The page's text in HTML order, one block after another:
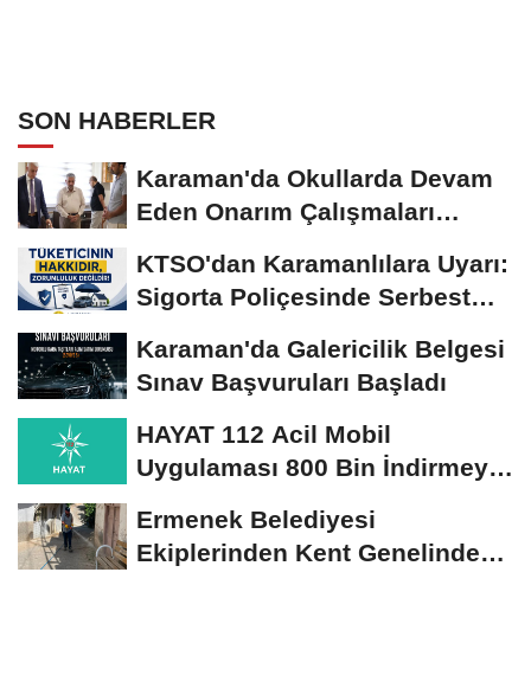
SON HABERLER
Karaman'da Okullarda Devam
Eden Onarım Çalışmaları
KTSO'dan Karamanlılara Uyarı:
Sigorta Poliçesinde Serbest
Karaman'da Galericilik Belgesi
Sınav Başvuruları Başladı
HAYAT 112 Acil Mobil
Uygulaması 800 Bin İndirmeyi
Ermenek Belediyesi
Ekiplerinden Kent Genelinde